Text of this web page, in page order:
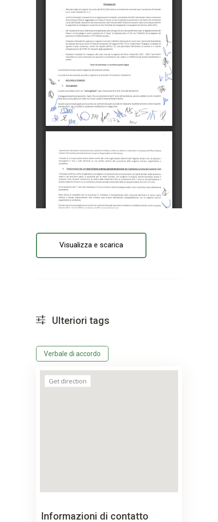
Visualizza e scarica
Ulteriori tags
Verbale di accordo
Get direction
Informazioni di contatto